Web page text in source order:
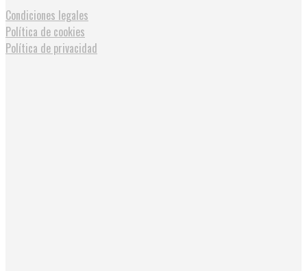
Condiciones legales
Política de cookies
Política de privacidad